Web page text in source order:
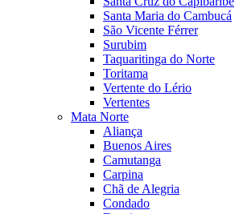
Santa Maria do Cambucá
São Vicente Férrer
Surubim
Taquaritinga do Norte
Toritama
Vertente do Lério
Vertentes
Mata Norte
Aliança
Buenos Aires
Camutanga
Carpina
Chã de Alegria
Condado